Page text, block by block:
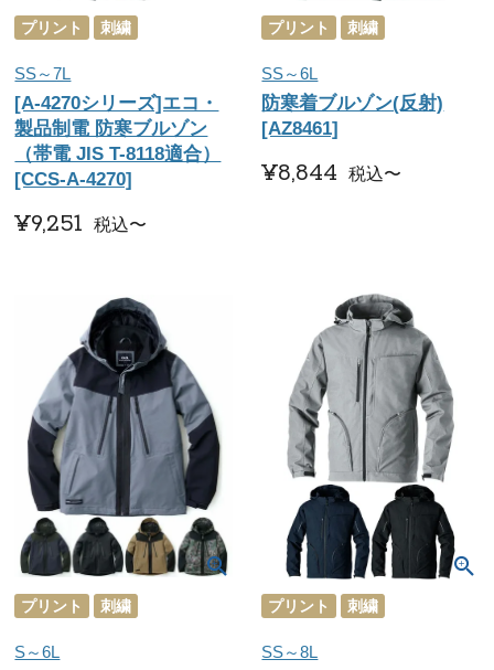
プリント 刺繍
SS～7L
[A-4270シリーズ]エコ・
製品制電 防寒ブルゾン
（帯電 JIS T-8118適合）
[CCS-A-4270]
¥9,251 税込〜
プリント 刺繍
SS～6L
防寒着ブルゾン(反射)
[AZ8461]
¥8,844 税込〜
プリント 刺繍
S～6L
プリント 刺繍
SS～8L